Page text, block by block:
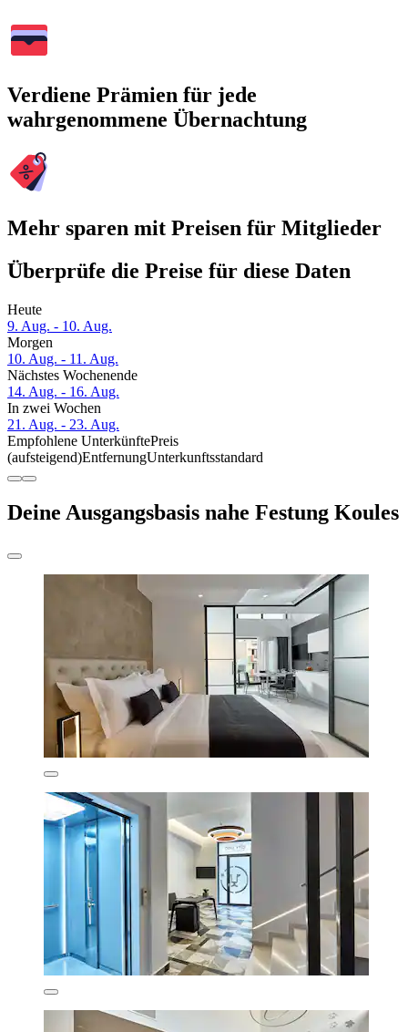
Verdiene Prämien für jede
wahrgenommene Übernachtung
Mehr sparen mit Preisen für Mitglieder
Überprüfe die Preise für diese Daten
Heute
9. Aug. - 10. Aug.
Morgen
10. Aug. - 11. Aug.
Nächstes Wochenende
14. Aug. - 16. Aug.
In zwei Wochen
21. Aug. - 23. Aug.
Empfohlene UnterkünftePreis
(aufsteigend)EntfernungUnterkunftsstandard
Deine Ausgangsbasis nahe Festung Koules